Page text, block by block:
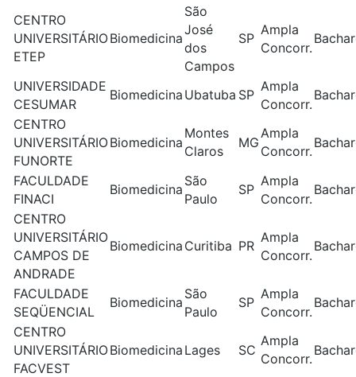
CENTRO
UNIVERSITÁRIO
ETEP
Biomedicina
São
José
dos
Campos
SP
Ampla
Concorr.
UNIVERSIDADE
CESUMAR
Biomedicina Ubatuba SP
Ampla
Concorr.
CENTRO
UNIVERSITÁRIO
FUNORTE
Biomedicina
Montes
Claros
MG
Ampla
Concorr.
FACULDADE
FINACI
Biomedicina
São
Paulo
SP
Ampla
Concorr.
CENTRO
UNIVERSITÁRIO
CAMPOS DE
ANDRADE
Biomedicina Curitiba PR
Ampla
Concorr.
FACULDADE
SEQÜENCIAL
Biomedicina
São
Paulo
SP
Ampla
Concorr.
CENTRO
UNIVERSITÁRIO
FACVEST
Biomedicina Lages SC
Ampla
Concorr.